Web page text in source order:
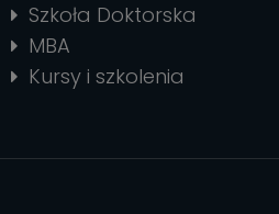
Szkoła Doktorska
MBA
Kursy i szkolenia